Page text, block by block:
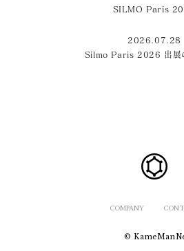
SILMO Paris
2026.07.28
Silmo Paris 2026 出展
COMPANY
©